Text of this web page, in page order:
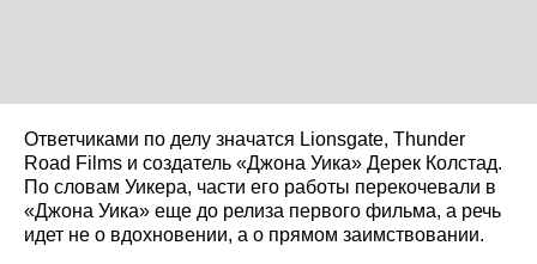
Ответчиками по делу значатся Lionsgate, Thunder
Road Films и создатель «Джона Уика» Дерек Колстад.
По словам Уикера, части его работы перекочевали в
«Джона Уика» еще до релиза первого фильма, а речь
идет не о вдохновении, а о прямом заимствовании.